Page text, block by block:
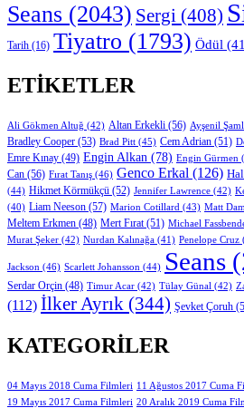
Seans (2043) Sergi (408)
Tarih (16) Tiyatro (1793) Ödül
ETIKETLER
Ali Gökmen Altuğ (42) Altan Erkekli (56) Ayşenil
Bradley Cooper (53) Brad Pitt (45) Cem Adrian (51)
Emre Kınay (49) Engin Alkan (78) Engin Gürmen
Can (56) Fırat Tanış (46) Genco Erkal (126)
(44) Hikmet Körmükçü (52) Jennifer Lawrence (42)
(40) Liam Neeson (57) Marion Cotillard (43) Matt
Meltem Erkmen (48) Mert Fırat(51) Michael
Murat Şeker (42) Nurdan Kalınağa (41) Penelope Cruz
Jackson (46) Scarlett Johansson (44) Seans
Serdar Orçin (48) Timur Acar (42) Tülay Günal (42)
(112) İlker Ayrık (344) Şevket Çoruh
KATEGORILER
04 Mayıs 2018 Cuma Filmleri 11 Ağustos 2017 Cuma
19 Mayıs 2017 Cuma Filmleri 20 Aralık 2019 Cuma